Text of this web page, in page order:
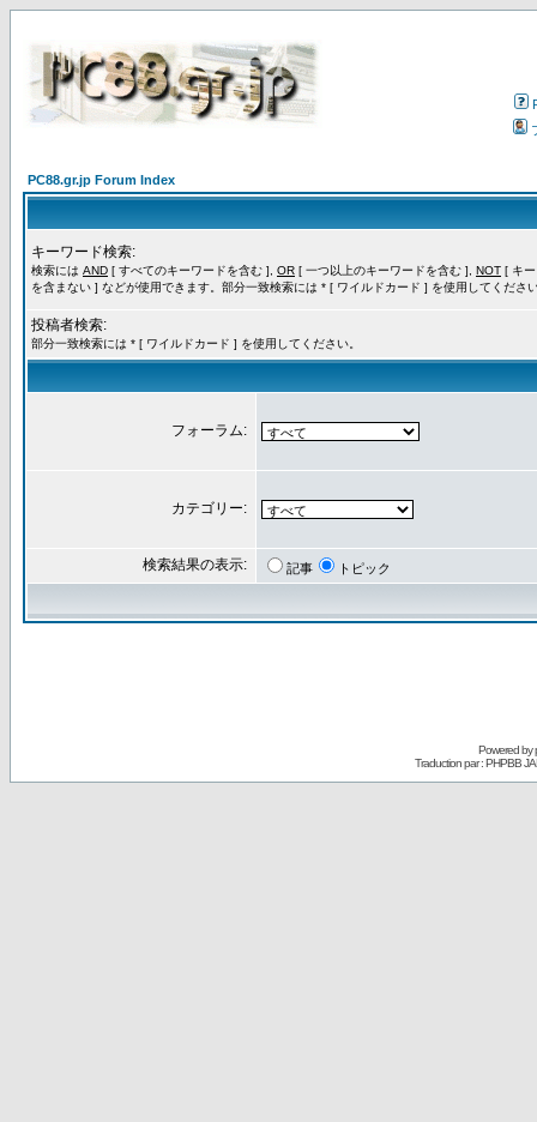
PC88.gr.jp Forum Index
キーワード検索:
検索には AND [ すべてのキーワードを含む ], OR [ 一つ以上のキーワードを含む ], NOT [ キ
を含まない ] などが使用できます。部分一致検索には * [ ワイルドカード ] を使用してくださ
投稿者検索:
部分一致検索には * [ ワイルドカード ] を使用してください。
フォーラム:
カテゴリー:
検索結果の表示: 記事 トピック
Powered by
Traduction par : PHPBB